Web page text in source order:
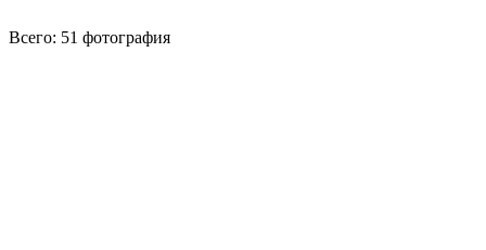
Всего: 51 фотография